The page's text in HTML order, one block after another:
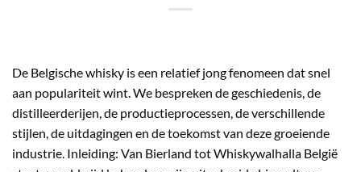
De Belgische whisky is een relatief jong fenomeen dat snel
aan populariteit wint. We bespreken de geschiedenis, de
distilleerderijen, de productieprocessen, de verschillende
stijlen, de uitdagingen en de toekomst van deze groeiende
industrie. Inleiding: Van Bierland tot Whiskywalhalla België